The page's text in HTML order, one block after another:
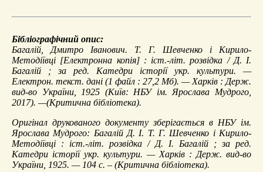
Бібліографічний опис:
Багалій, Дмитро Іванович. Т. Г. Шевченко і Кирило-
Методіївці [Електронна копія] : іст.-літ. розвідка / Д. І.
Багалій ; за ред. Катедри історії укр. культури. —
Електрон. текст. дані (1 файл : 27,2 Мб). — Харків : Держ.
вид-во України, 1925 (Київ: НБУ ім. Ярослава Мудрого,
2017). —(Критична бібліотека).
Оригінал друкованого документу зберігається в НБУ ім.
Ярослава Мудрого: Багалій Д. І. Т. Г. Шевченко і Кирило-
Методіївці : іст.-літ. розвідка / Д. І. Багалій ; за ред.
Катедри історії укр. культури. — Харків : Держ. вид-во
України, 1925. — 104 с. – (Критична бібліотека).